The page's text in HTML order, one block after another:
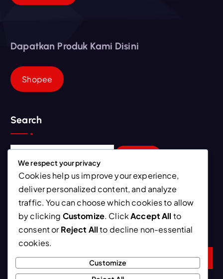
Dapatkan Produk Kami Disini
Shopee
Search
S
Newsletter
Ini kebiasaan yang bisa mempercepat proses penurunan
berat badan
We respect your privacy
Cookies help us improve your experience,
deliver personalized content, and analyze
traffic. You can choose which cookies to allow
by clicking Customize. ClickAccept All to
consent orReject Allto decline non-essential
cookies.
Customize